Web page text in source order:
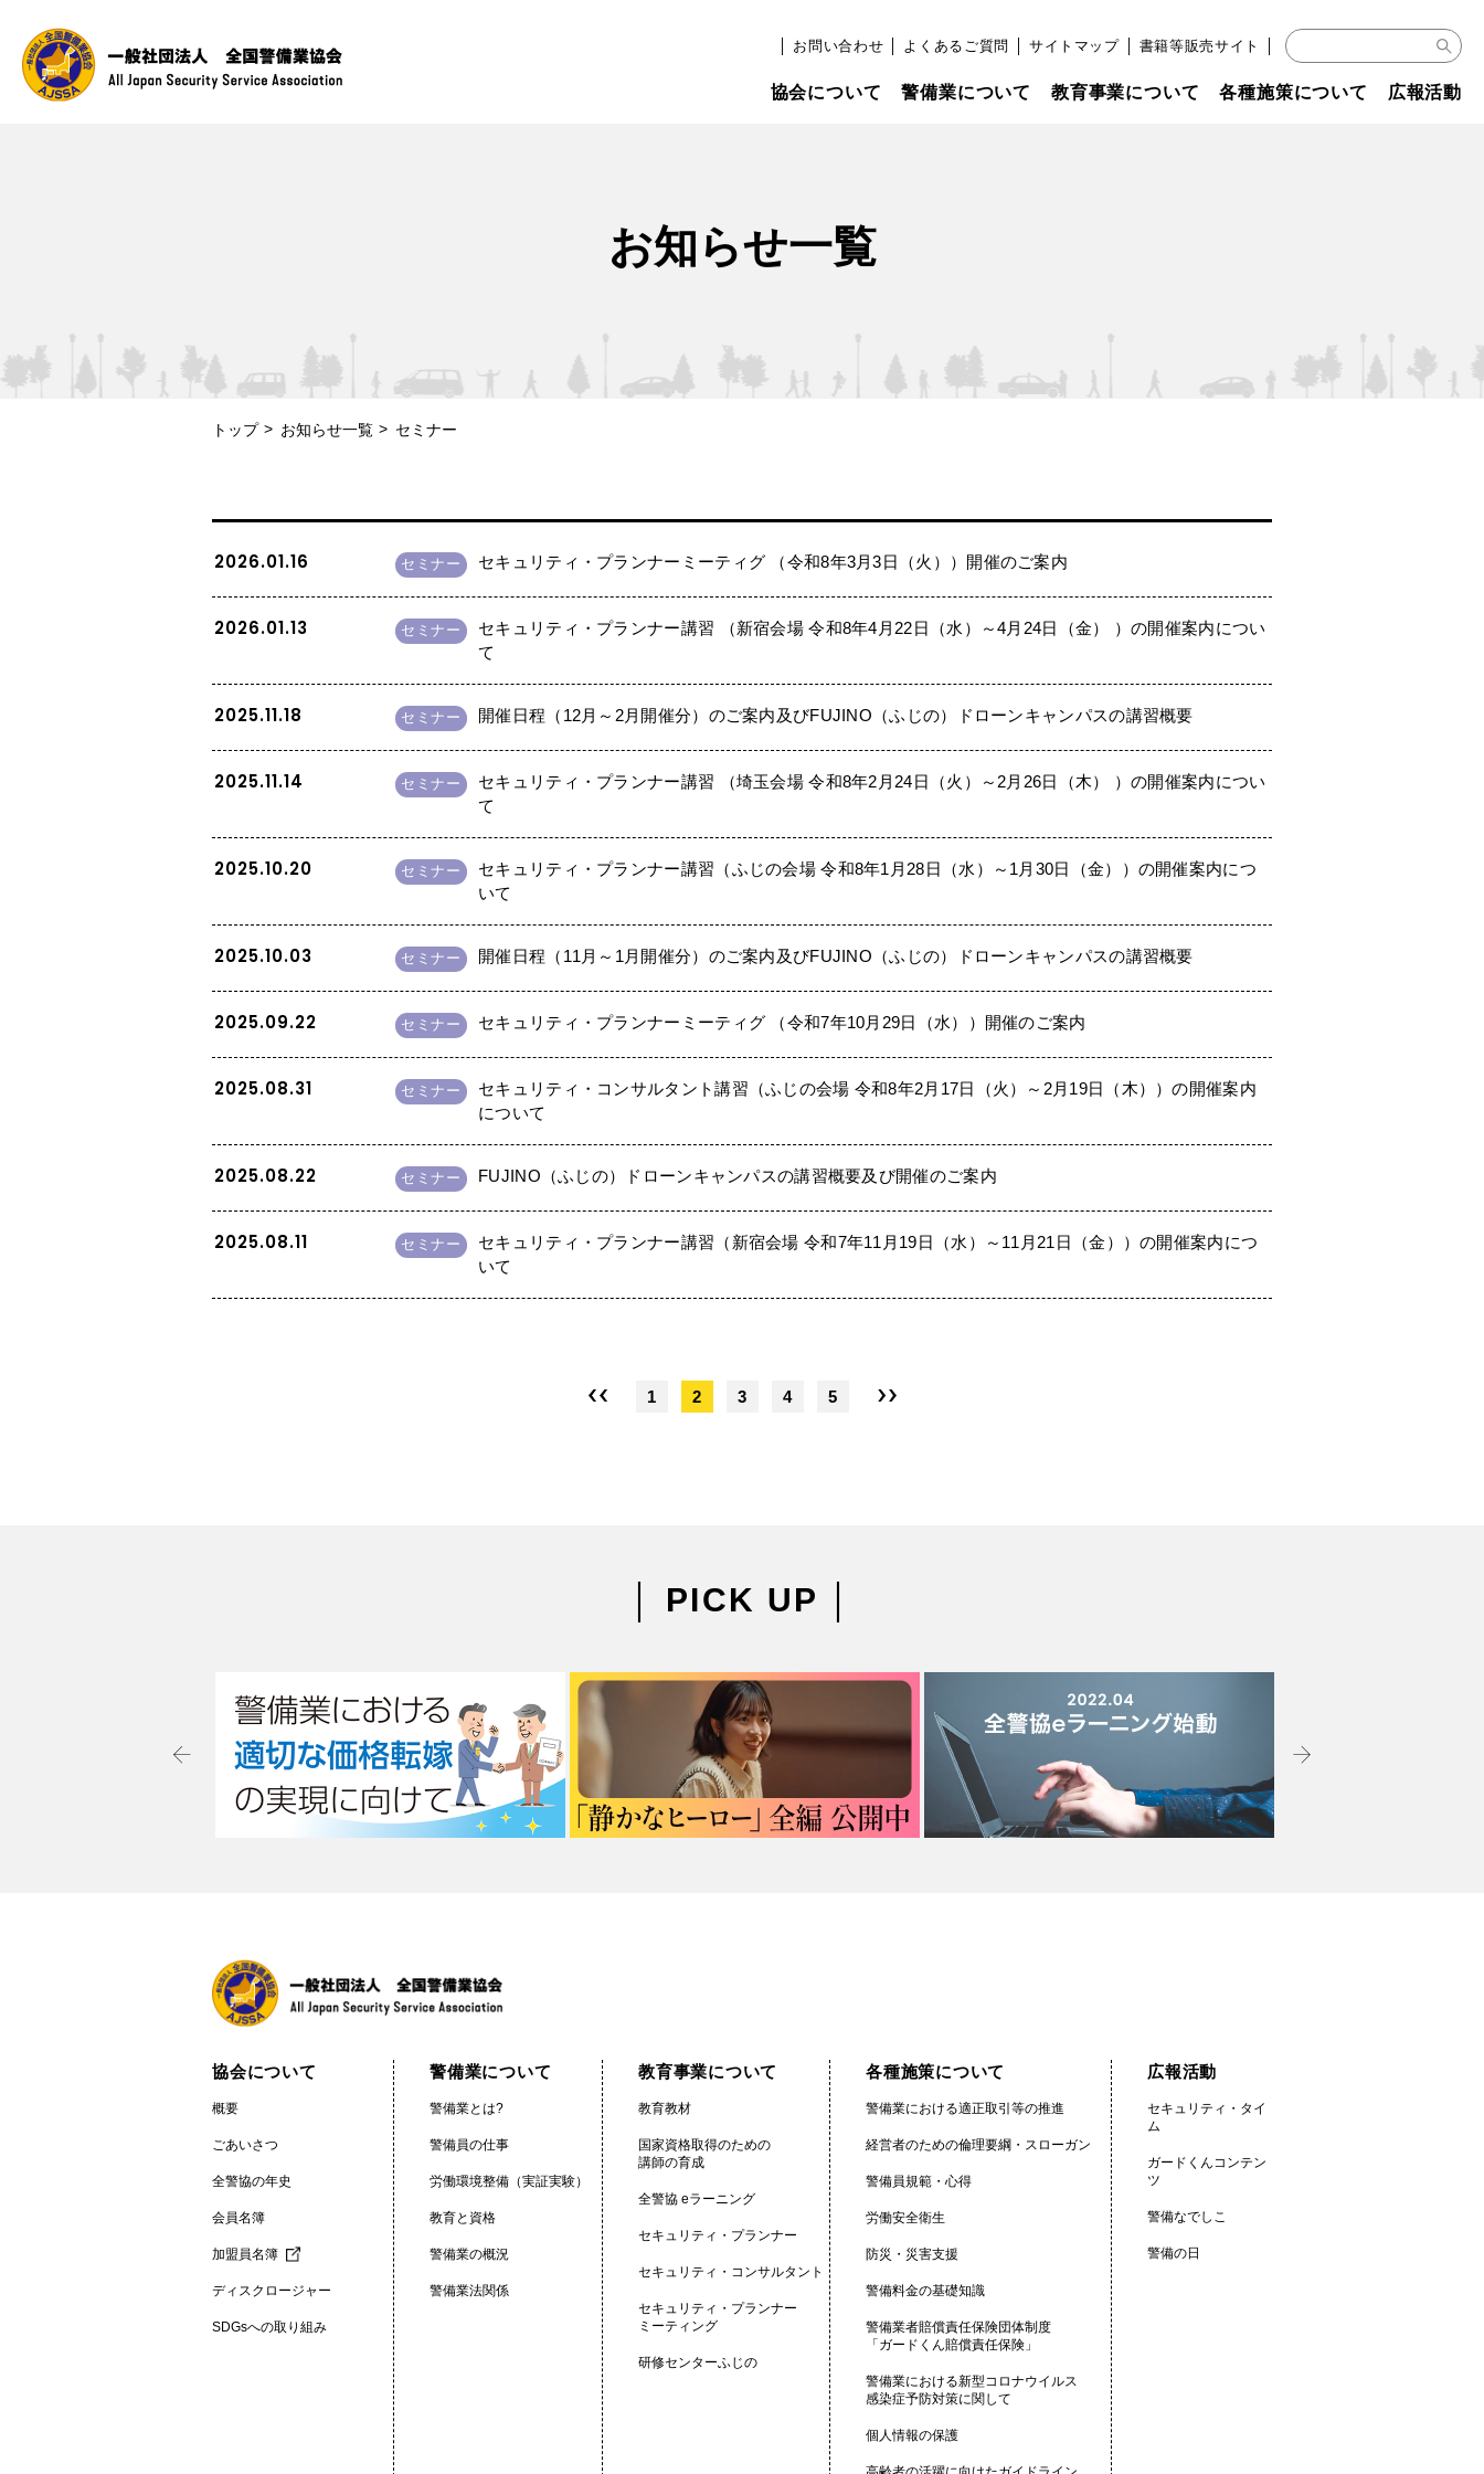
お問い合わせ よくあるご質問 サイトマップ 書籍等販売サイト
協会について 警備業について 教育事業について 各種施策について 広報活動
お知らせ一覧
トップ お知らせ一覧 セミナー
2026.01.16 セミナー セキュリティ・プランナーミーティグ （令和8年3月3日（火））開催のご案内
2026.01.13 セミナー
セキュリティ・プランナー講習 （新宿会場 令和8年4月22日（水）～4月24日（金） ）の開催案内につい
て
2025.11.18 セミナー 開催日程（12月～2月開催分）のご案内及びFUJINO（ふじの）ドローンキャンパスの講習概要
2025.11.14 セミナー
セキュリティ・プランナー講習 （埼玉会場 令和8年2月24日（火）～2月26日（木） ）の開催案内につい
て
2025.10.20 セミナー
セキュリティ・プランナー講習（ふじの会場 令和8年1月28日（水）～1月30日（金））の開催案内につ
いて
2025.10.03 セミナー 開催日程（11月～1月開催分）のご案内及びFUJINO（ふじの）ドローンキャンパスの講習概要
2025.09.22 セミナー セキュリティ・プランナーミーティグ （令和7年10月29日（水））開催のご案内
2025.08.31 セミナー
セキュリティ・コンサルタント講習（ふじの会場 令和8年2月17日（火）～2月19日（木））の開催案内
について
2025.08.22 セミナー FUJINO（ふじの）ドローンキャンパスの講習概要及び開催のご案内
2025.08.11 セミナー
セキュリティ・プランナー講習（新宿会場 令和7年11月19日（水）～11月21日（金））の開催案内につ
いて
1 2 3 4 5
│ PICK UP │
協会について
概要
ごあいさつ
全警協の年史
会員名簿
加盟員名簿
ディスクロージャー
SDGsへの取り組み
警備業について
警備業とは?
警備員の仕事
労働環境整備（実証実験）
教育と資格
警備業の概況
警備業法関係
教育事業について
教育教材
国家資格取得のための
講師の育成
全警協 eラーニング
セキュリティ・プランナー
セキュリティ・コンサルタント
セキュリティ・プランナー
ミーティング
研修センターふじの
各種施策について
警備業における適正取引等の推進
経営者のための倫理要綱・スローガン
警備員規範・心得
労働安全衛生
防災・災害支援
警備料金の基礎知識
警備業者賠償責任保険団体制度
「ガードくん賠償責任保険」
警備業における新型コロナウイルス
感染症予防対策に関して
個人情報の保護
広報活動
セキュリティ・タイ
ム
ガードくんコンテン
ツ
警備なでしこ
警備の日